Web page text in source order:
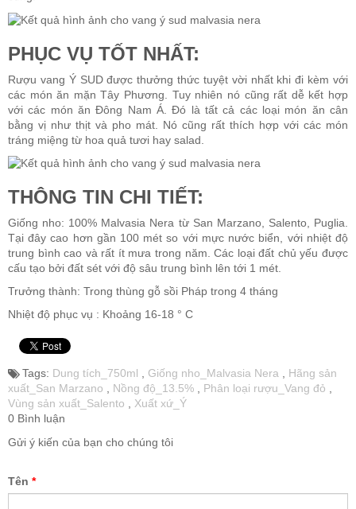
RƯỢU VANG ROMANIA GIÁ CỰC RẺ
RƯỢU VANG ĐỨC
PHỤC VỤ TỐT NHẤT:
Rượu vang Ý SUD được thưởng thức tuyệt vời nhất khi đi kèm với
các món ăn mặn Tây Phương. Tuy nhiên nó cũng rất dễ kết hợp
với các món ăn Đông Nam Á. Đó là tất cả các loại món ăn cân
bằng vị như thịt và pho mát. Nó cũng rất thích hợp với các món
tráng miệng từ hoa quả tươi hay salad.
THÔNG TIN CHI TIẾT:
Giống nho: 100% Malvasia Nera từ San Marzano, Salento, Puglia.
Tại đây cao hơn gần 100 mét so với mực nước biển, với nhiệt độ
trung bình cao và rất ít mưa trong năm. Các loại đất chủ yếu được
cấu tạo bởi đất sét với độ sâu trung bình lên tới 1 mét.
Trưởng thành: Trong thùng gỗ sồi Pháp trong 4 tháng
Nhiệt độ phục vụ : Khoảng 16-18 ° C
Tags: Dung tích_750ml , Giống nho_Malvasia Nera , Hãng sản
xuất_San Marzano , Nồng độ_13.5% , Phân loại rượu_Vang đỏ ,
Vùng sản xuất_Salento , Xuất xứ_Ý
0 Bình luận
Gửi ý kiến của bạn cho chúng tôi
Tên *